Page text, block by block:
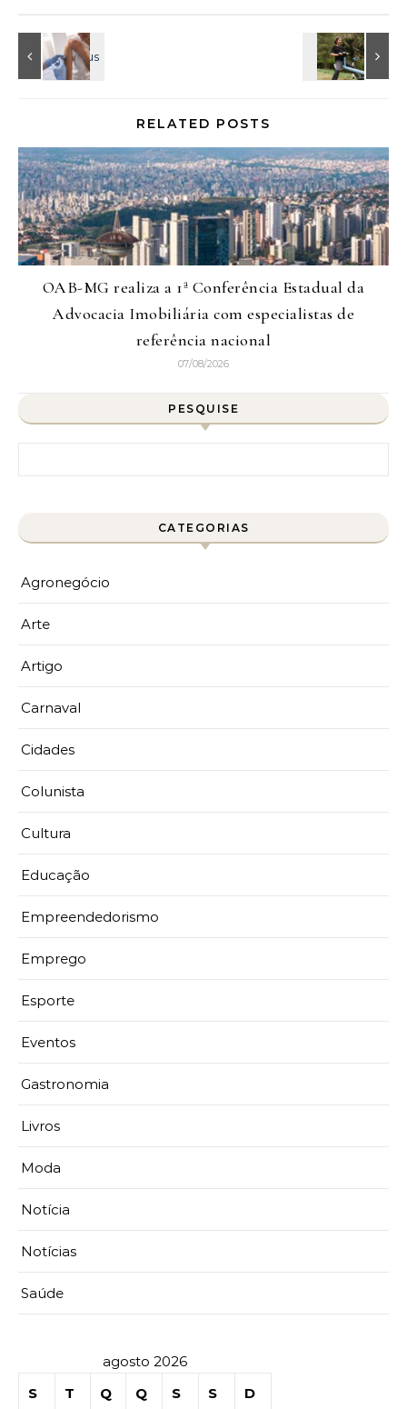
RELATED POSTS
OAB-MG realiza a 1ª Conferência Estadual da
Advocacia Imobiliária com especialistas de
referência nacional
07/08/2026
PESQUISE
CATEGORIAS
Agronegócio
Arte
Artigo
Carnaval
Cidades
Colunista
Cultura
Educação
Empreendedorismo
Emprego
Esporte
Eventos
Gastronomia
Livros
Moda
Notícia
Notícias
Saúde
agosto 2026
S
T Q Q S S D